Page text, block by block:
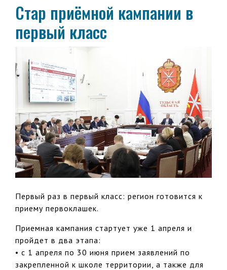
Стар приёмной кампании в
первый класс
Первый раз в первый класс: регион готовится к
приему первоклашек.
Приемная кампания стартует уже 1 апреля и
пройдет в два этапа:
• с 1 апреля по 30 июня прием заявлений по
закрепленной к школе территории, а также для